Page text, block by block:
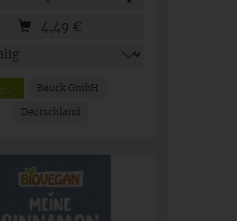
4,49 €
Bauck GmbH
Deutschland